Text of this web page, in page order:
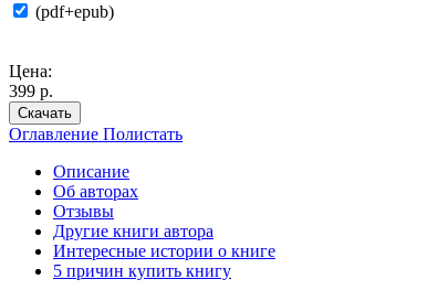
(pdf+epub)
Цена:
399 р.
Скачать
Оглавление Полистать
Описание
Об авторах
Отзывы
Другие книги автора
Интересные истории о книге
5 причин купить книгу